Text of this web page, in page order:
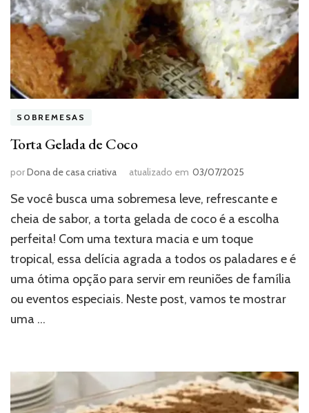
SOBREMESAS
Torta Gelada de Coco
porDona de casa criativa atualizado em 03/07/2025
Se você busca uma sobremesa leve, refrescante e
cheia de sabor, a torta gelada de coco é a escolha
perfeita! Com uma textura macia e um toque
tropical, essa delícia agrada a todos os paladares e é
uma ótima opção para servir em reuniões de família
ou eventos especiais. Neste post, vamos te mostrar
uma …